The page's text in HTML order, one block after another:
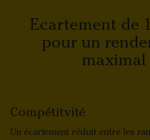
Ecartement de
pour un
maximal
Compétitvité
Un écartement réduit entre les